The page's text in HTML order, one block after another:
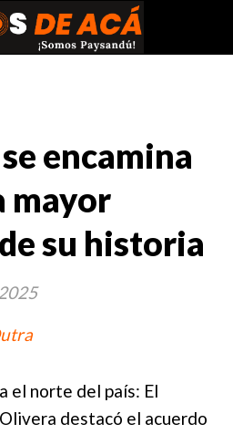
encamina
mayor
su historia
el norte del país: El
destacó el acuerdo